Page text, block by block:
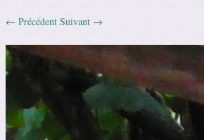
← Précédent Suivant →